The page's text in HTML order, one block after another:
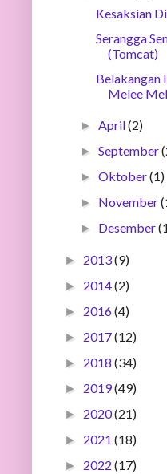
Kesaksian
Serangga
(Tomcat)
Belakangan
Melee
►April(2)
►September
►Oktober(1)
► November
► Desember
► 2013(9)
► 2014(2)
► 2016(4)
► 2017(12)
► 2018 (34)
► 2019(49)
► 2020(21)
► 2021 (18)
► 2022 (17)